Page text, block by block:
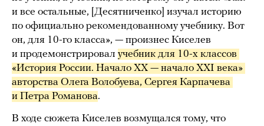
и все остальные, [Десятниченко] изучал историю
по официально рекомендованному учебнику. Вот
он, для 10-го класса», — произнес Киселев
и продемонстрировал учебник для 10-х классов
«История России. Начало XX — начало XXI века»
авторства Олега Волобуева, Сергея Карпачева
и Петра Романова.
В ходе сюжета Киселев возмущался тому, что